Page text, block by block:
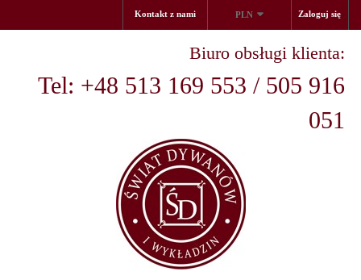
Zaloguj się
PLN
Kontakt z nami
Biuro obsługi klienta:
Tel: +48 513 169 553 / 505 916
051